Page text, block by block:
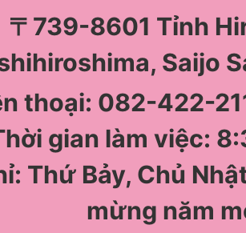
〒739-8601 Tỉnh
Saijo
thoại: 082-422-
gian làm việc:
Thứ Bảy, Chủ
mừng năm